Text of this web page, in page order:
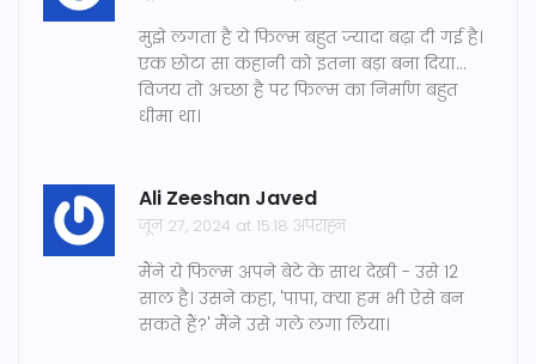
मुझे लगता है ये फिल्म बहुत ज्यादा बढ़ा दी गई है।
एक छोटा सा कहानी को इतना बड़ा बना दिया...
विजय तो अच्छा है पर फिल्म का निर्माण बहुत
धीमा था।
Ali Zeeshan Javed
जून 27, 2024 at 15:18 अपराह्न
मैंने ये फिल्म अपने बेटे के साथ देखी - उसे 12
साल है। उसने कहा, 'पापा, क्या हम भी ऐसे बन
सकते हैं?' मैंने उसे गले लगा लिया।